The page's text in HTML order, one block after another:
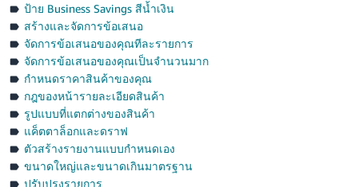
ป้าย Business Savings สีน้ำเงิน
สร้างและจัดการข้อเสนอ
จัดการข้อเสนอของคุณทีละรายการ
จัดการข้อเสนอของคุณเป็นจำนวนมาก
กำหนดราคาสินค้าของคุณ
กฎของหน้ารายละเอียดสินค้า
รูปแบบที่แตกต่างของสินค้า
แค็ตตาล็อกและดราฟ
ตัวสร้างรายงานแบบกำหนดเอง
ขนาดใหญ่และขนาดเกินมาตรฐาน
ปรับปรุงรายการ